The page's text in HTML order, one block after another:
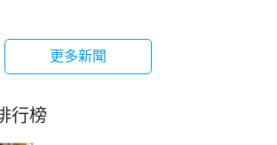
更多新聞
行榜